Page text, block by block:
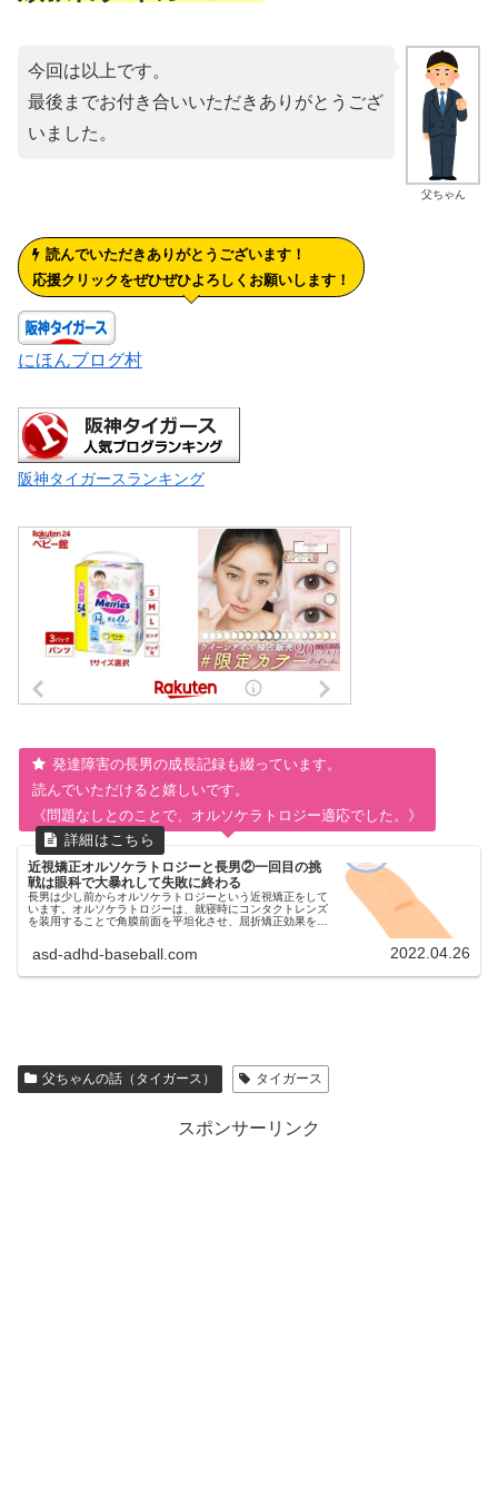
父ちゃん
今回は以上です。
最後までお付き合いいただきありがとうござ
いました。
読んでいただきありがとうございます！
応援クリックをぜひぜひよろしくお願いします！
にほんブログ村
阪神タイガースランキング
発達障害の長男の成長記録も綴っています。
読んでいただけると嬉しいです。
《問題なしとのことで、オルソケラトロジー適応でした。》
近視矯正オルソケラトロジーと長男②一回目の挑
戦は眼科で大暴れして失敗に終わる
長男は少し前からオルソケラトロジーという近視矯正をして
います。オルソケラトロジーは、就寝時にコンタクトレンズ
を装用することで角膜前面を平坦化させ、屈折矯正効果を得
asd-adhd-baseball.com 2022.04.26
父ちゃんの話（タイガース） タイガース
スポンサーリンク